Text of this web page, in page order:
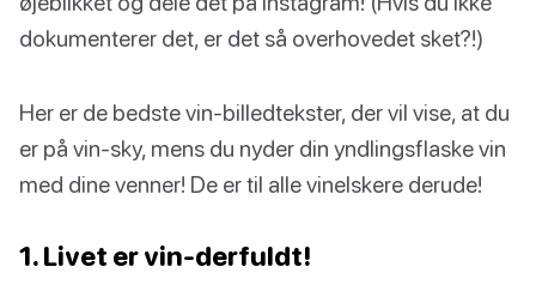
dokumenterer det, er det så overhovedet sket?!)
Her er de bedste vin-billedtekster, der vil vise, at du
er på vin-sky, mens du nyder din yndlingsflaske vin
med dine venner! De er til alle vinelskere derude!
1. Livet er vin-derfuldt!